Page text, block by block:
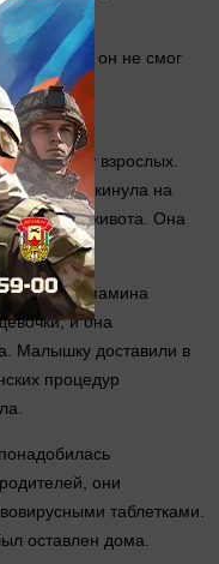
голова, и он не смог
БСМП, в
взрослых.
опрокинула на
руки и живота. Она
в которой мамина
и она
Малышку доставили в
процедур
они
таблетками.
оставлен дома.